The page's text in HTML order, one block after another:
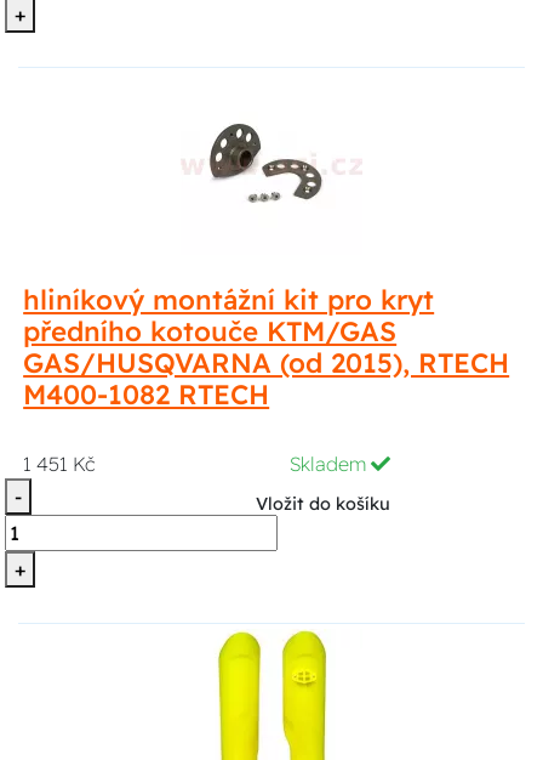
+
hliníkový montážní kit pro kryt
předního kotouče KTM/GAS
GAS/HUSQVARNA (od 2015), RTECH
M400-1082 RTECH
1 451 Kč
Skladem
-
+
Vložit do košíku